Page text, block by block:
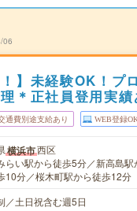
06
！】未経験OK！プ
＊正社員登用実績
通費別途支給あり WEB登録
横浜市西区
らい駅から徒歩5分／新高島
10分／桜木町駅から徒歩12分
／土日祝含む週5日